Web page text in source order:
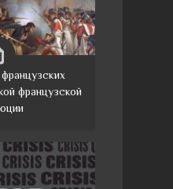
французской